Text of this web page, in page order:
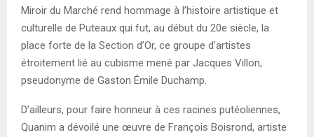
Miroir du Marché rend hommage à l’histoire artistique et
culturelle de Puteaux qui fut, au début du 20e siècle, la
place forte de la Section d’Or, ce groupe d’artistes
étroitement lié au cubisme mené par Jacques Villon,
pseudonyme de Gaston Émile Duchamp.
D’ailleurs, pour faire honneur à ces racines putéoliennes,
Quanim a dévoilé une œuvre de François Boisrond, artiste